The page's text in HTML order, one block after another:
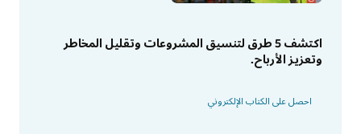
اكتشف 5 طرق لتنسيق المشروعات وتقليل المخاطر
وتعزيز الأرباح.
احصل على الكتاب الإلكتروني